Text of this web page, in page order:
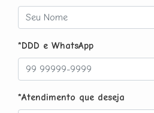
*DDD e WhatsApp
*Atendimento que deseja